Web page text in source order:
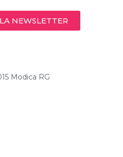
NEWSLETTER
Modica RG